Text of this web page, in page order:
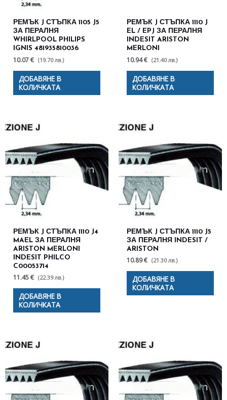
РЕМЪК J СТЪПКА 1105 J5
ЗА ПЕРАЛНЯ
WHIRLPOOL PHILIPS
IGNIS 481935810036
10.07 € (19.70 лв.)
ДОБАВЯНЕ В
КОЛИЧКАТА
РЕМЪК J СТЪПКА 1110 J
EL / EPJ ЗА ПЕРАЛНЯ
INDESIT ARISTON
MERLONI
10.94 € (21.40 лв.)
ДОБАВЯНЕ В
КОЛИЧКАТА
РЕМЪК J СТЪПКА 1110 J4
MAEL ЗА ПЕРАЛНЯ
ARISTON MERLONI
INDESIT PHILCO
C00053714
11.45 € (22.39 лв.)
ДОБАВЯНЕ В
КОЛИЧКАТА
РЕМЪК J СТЪПКА 1110 J5
ЗА ПЕРАЛНЯ INDESIT /
ARISTON
10.89 € (21.30 лв.)
ДОБАВЯНЕ В
КОЛИЧКАТА